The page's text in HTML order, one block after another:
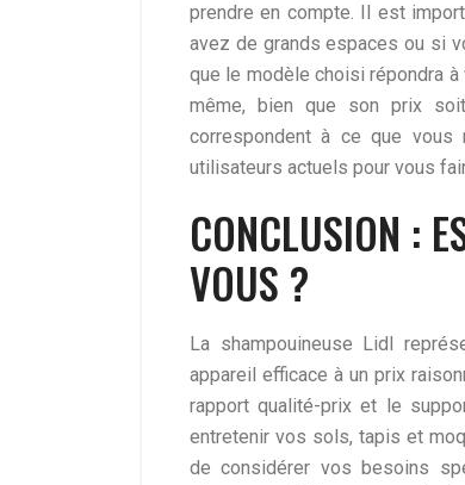
prendre en compte. Il est
avez de grands espaces ou si
que le modèle choisi répondra
même, bien que son prix
correspondent à ce que vous
utilisateurs actuels pour vous
CONCLUSION :
VOUS ?
La shampouineuse Lidl
appareil efficace à un prix
rapport qualité-prix et le
entretenir vos sols, tapis et
de considérer vos besoins